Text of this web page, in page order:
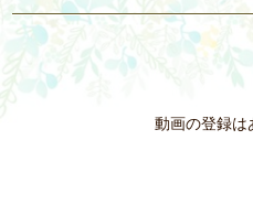
動画の登録は